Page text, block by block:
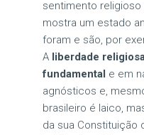
sentimento
mostra um estado
foram e são, por
A liberdade
fundamental e em
agnósticos e,
brasileiro é laico,
da sua Constituição